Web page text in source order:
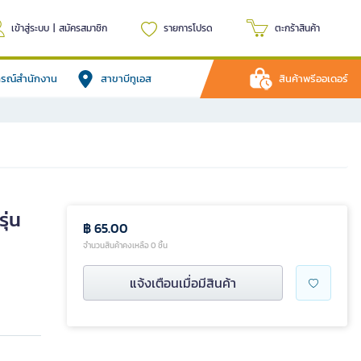
เข้าสู่ระบบ | สมัครสมาชิก รายการโปรด ตะกร้าสินค้า
รณ์สำนักงาน สาขาบีทูเอส สินค้าพรีออเดอร์
น
฿ 65.00
จำนวนสินค้าคงเหลือ 0 ชิ้น
แจ้งเตือนเมื่อมีสินค้า